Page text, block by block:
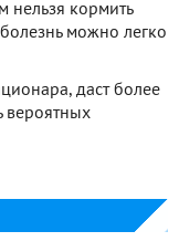
нельзя кормить
можно легко
даст более
вероятных